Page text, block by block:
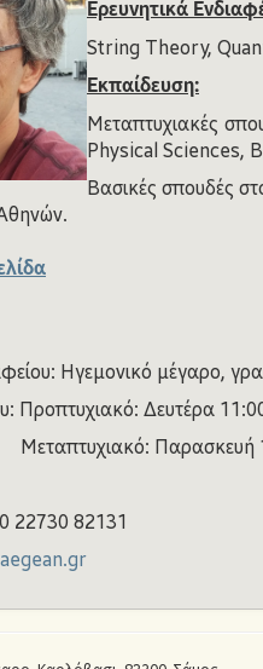
Ερευνητικά
String Theory,
Εκπαίδευση:
Μεταπτυχιακές
Physical Sciences,
Bασικές σπουδές
Ηγεμονικό μέγαρο,
Προπτυχιακό: Δευτέρα
Παρασκευή
22730 82131